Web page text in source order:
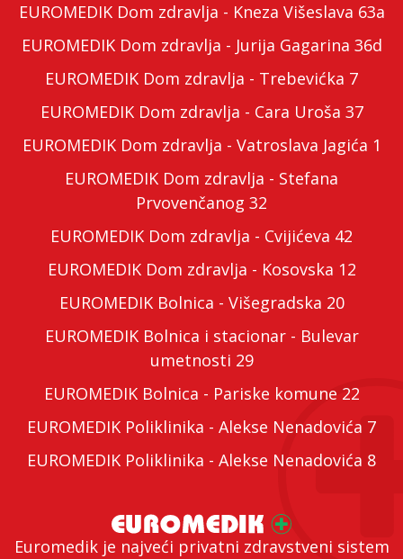
Euromedik je najveći privatni zdravstveni sistem
EUROMEDIK Dom zdravlja - Kneza Višeslava 63a
EUROMEDIK Dom zdravlja - Jurija Gagarina 36d
EUROMEDIK Dom zdravlja - Trebevićka 7
EUROMEDIK Dom zdravlja - Cara Uroša 37
EUROMEDIK Dom zdravlja - Vatroslava Jagića 1
EUROMEDIK Dom zdravlja - Stefana
Prvovenčanog 32
EUROMEDIK Dom zdravlja - Cvijićeva 42
EUROMEDIK Dom zdravlja - Kosovska 12
EUROMEDIK Bolnica - Višegradska 20
EUROMEDIK Bolnica i stacionar - Bulevar
umetnosti 29
EUROMEDIK Bolnica - Pariske komune 22
EUROMEDIK Poliklinika - Alekse Nenadovića 7
EUROMEDIK Poliklinika - Alekse Nenadovića 8